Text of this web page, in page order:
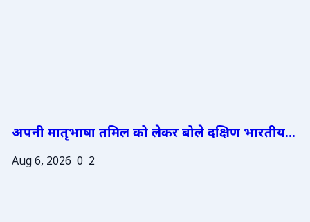
अपनी मातृभाषा तमिल को लेकर बोले दक्षिण भारतीय...
Aug 6, 2026 0 2